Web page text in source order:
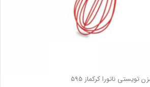
تویستی ناتورا کرکماز 595